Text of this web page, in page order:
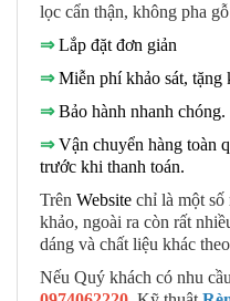
lọc cẩn thận, không pha
⇒ Lắp đặt đơn giản
⇒ Miễn phí khảo sát, tặng
⇒ Bảo hành nhanh chóng.
⇒Vận chuyển hàng toàn
trước khi thanh toán.
Trên Website chỉ là một số
khảo, ngoài ra còn rất
dáng và chất liệu khác
Nếu Quý khách có nhu